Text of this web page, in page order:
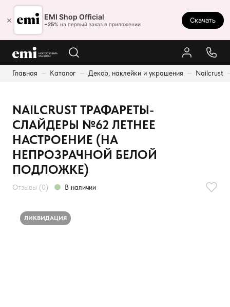
× EMI Shop Official
−25% на первый заказ в приложении
Скачать
Главная Каталог Декор, наклейки и украшения Nailcrust
Ростов-на-Дону
8 (800) 550-86-95
Каталог
Оплата и доставка
Программа лояльности
Реферальная программа
О нас
Контакты
NAILCRUST ТРАФАРЕТЫ-
СЛАЙДЕРЫ №62 ЛЕТНЕЕ
НАСТРОЕНИЕ (НА
НЕПРОЗРАЧНОЙ БЕЛОЙ
ПОДЛОЖКЕ)
Отзывы (0) В наличии
ЛИКВИДАЦИЯ